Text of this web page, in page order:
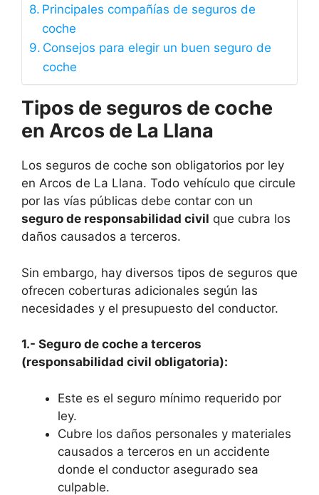
Principales compañías de seguros de
coche
Consejos para elegir un buen seguro de
coche
Tipos de seguros de coche
en Arcos de La Llana
Los seguros de coche son obligatorios por ley
en Arcos de La Llana. Todo vehículo que circule
por las vías públicas debe contar con un
seguro de responsabilidad civil que cubra los
daños causados a terceros.
Sin embargo, hay diversos tipos de seguros que
ofrecen coberturas adicionales según las
necesidades y el presupuesto del conductor.
1.- Seguro de coche a terceros
(responsabilidad civil obligatoria):
Este es el seguro mínimo requerido por
ley.
Cubre los daños personales y materiales
causados a terceros en un accidente
donde el conductor asegurado sea
culpable.